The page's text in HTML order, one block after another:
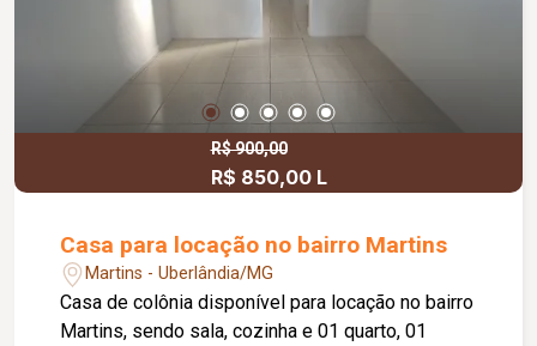
R$ 900,00
R$ 850,00 L
Casa para locação no bairro Martins
Martins - Uberlândia/MG
Casa de colônia disponível para locação no bairro
Martins, sendo sala, cozinha e 01 quarto, 01